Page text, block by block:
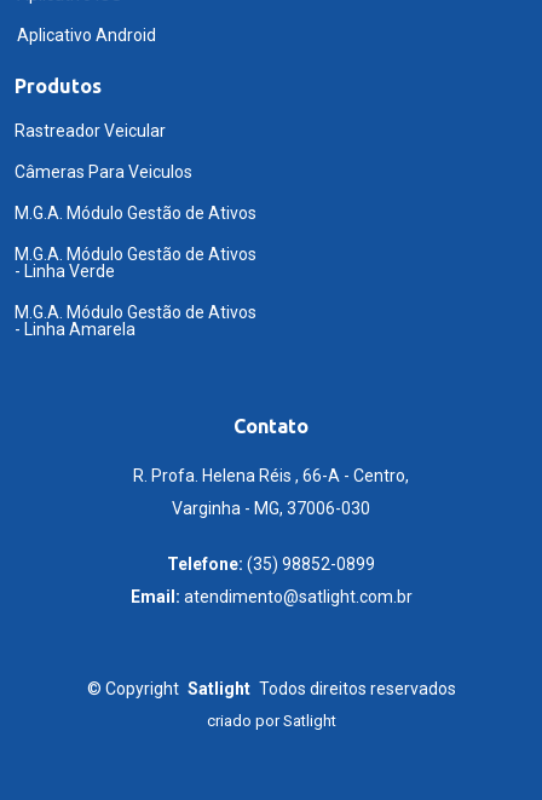
Aplicativo Android
Produtos
Rastreador Veicular
Câmeras Para Veiculos
M.G.A. Módulo Gestão de Ativos
M.G.A. Módulo Gestão de Ativos
- Linha Verde
M.G.A. Módulo Gestão de Ativos
- Linha Amarela
Contato
R. Profa. Helena Réis , 66-A - Centro,
Varginha - MG, 37006-030
Telefone: (35) 98852-0899
Email: atendimento@satlight.com.br
© Copyright Satlight Todos direitos reservados
criado porSatlight